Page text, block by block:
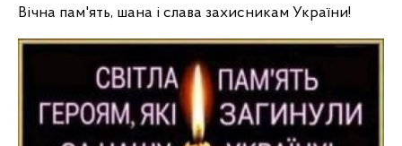
Вічна пам'ять, шана і слава захисникам України!